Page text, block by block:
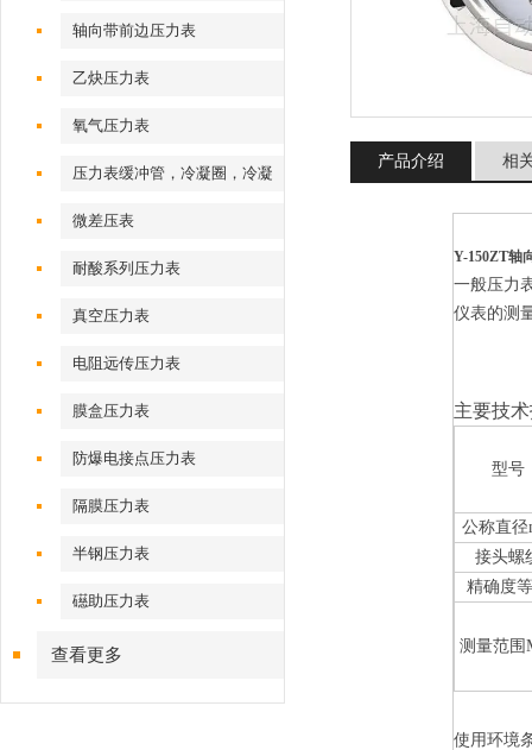
轴向带前边压力表
乙炔压力表
氧气压力表
压力表缓冲管，冷凝圈，冷凝
弯
微差压表
耐酸系列压力表
真空压力表
电阻远传压力表
膜盒压力表
防爆电接点压力表
隔膜压力表
半钢压力表
礠助压力表
查看更多
产品介绍 相
Y-150ZT轴
一般压力
仪表的测
主要技
型号
公称直径
接头螺
精确度
测量范围
使用环境